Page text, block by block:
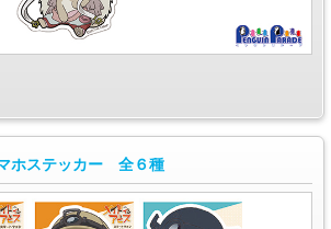
ホステッカー 全６種